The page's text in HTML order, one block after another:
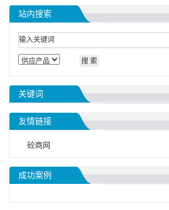
站内搜索
关键词
友情链接
砼商网
成功案例